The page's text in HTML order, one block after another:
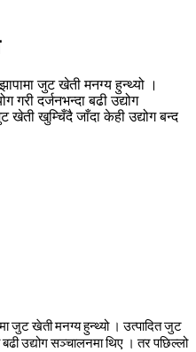
जुट खेती मनग्य हुन्थ्यो ।
गरी दर्जनभन्दा बढी उद्योग
खुम्चिँदै जाँदा केही उद्योग बन्द
जुटखेतीमनग्यहुन्थ्यो । उत्पादितजुट
बढीउद्योगसञ्चालनमाथिए । तरपछिल्लो